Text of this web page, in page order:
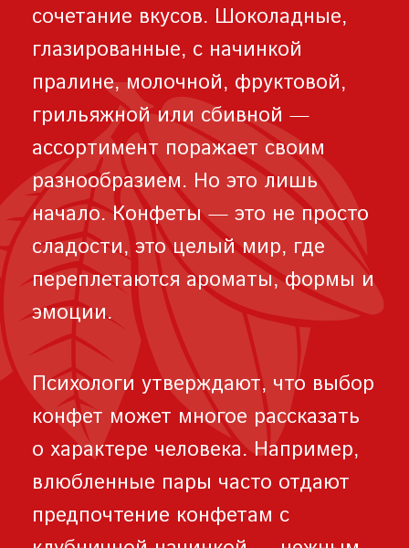
сочетание вкусов. Шоколадные,
глазированные, с начинкой
пралине, молочной, фруктовой,
грильяжной или сбивной —
ассортимент поражает своим
разнообразием. Но это лишь
начало. Конфеты — это не просто
сладости, это целый мир, где
переплетаются ароматы, формы и
эмоции.
Психологи утверждают, что выбор
конфет может многое рассказать
о характере человека. Например,
влюбленные пары часто отдают
предпочтение конфетам с